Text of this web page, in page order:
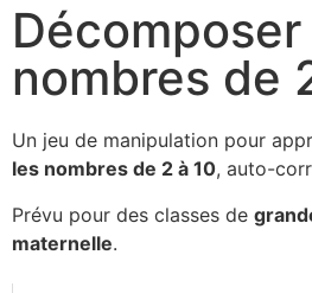
nombres de
Un jeu de manipulation pour
les nombres de 2 à 10, auto-
Prévu pour des classes de
maternelle.